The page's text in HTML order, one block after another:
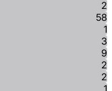
2
58
1
3
9
2
2
1